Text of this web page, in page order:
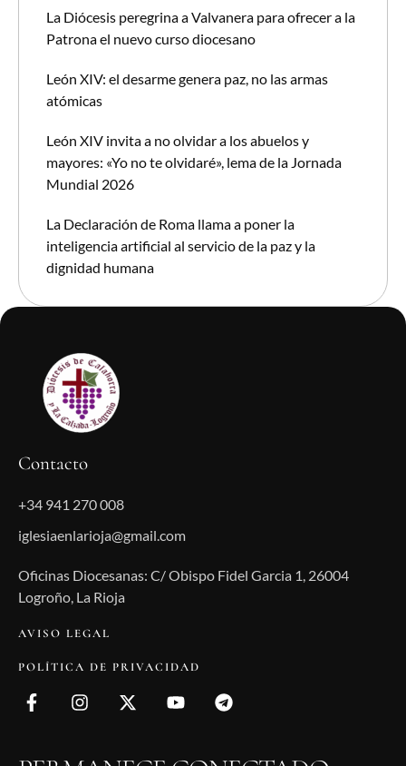
La Diócesis peregrina a Valvanera para ofrecer a la
Patrona el nuevo curso diocesano
León XIV: el desarme genera paz, no las armas
atómicas
León XIV invita a no olvidar a los abuelos y
mayores: «Yo no te olvidaré», lema de la Jornada
Mundial 2026
La Declaración de Roma llama a poner la
inteligencia artificial al servicio de la paz y la
dignidad humana
Contacto
+34 941 270 008
iglesiaenlarioja@gmail.com
Oficinas Diocesanas: C/ Obispo Fidel Garcia 1, 26004
Logroño, La Rioja
AVISO LEGAL
POLÍTICA DE PRIVACIDAD